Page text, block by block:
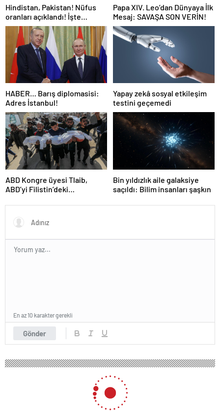
Hindistan, Pakistan! Nüfus
oranları açıklandı! İşte
Dünyanın en kalabalık ülkesi!
Dünya haritası ülkeler!
Papa XIV. Leo’dan Dünyaya İlk
Mesaj: SAVAŞA SON VERİN!
HABER… Barış diplomasisi:
Adres İstanbul!
Yapay zekâ sosyal etkileşim
testini geçemedi
ABD Kongre üyesi Tlaib,
ABD’yi Filistin’deki
olmakla itham etti
Bin yıldızlık aile galaksiye
saçıldı: Bilim insanları şaşkın
Gönder
En az 10 karakter gerekli